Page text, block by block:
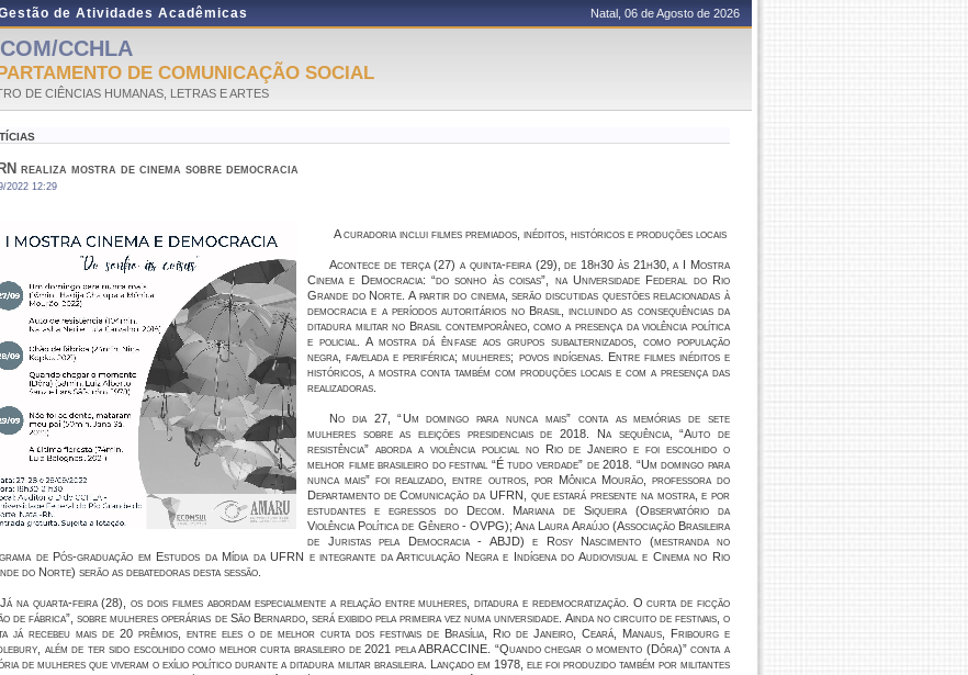
de Atividades Acadêmicas Natal, 06 de Agosto de 2026
CCHLA
DE COMUNICAÇÃO SOCIAL
DE CIÊNCIAS HUMANAS, LETRAS E ARTES
realiza mostra de cinema sobre democracia
2022 12:29
A curadoria inclui filmes premiados, inéditos, históricos e produções locais
Acontece de terça (27) a quinta-feira (29), de 18h30 às 21h30, a I Mostra
Cinema e Democracia: “do sonho às coisas”, na Universidade Federal do Rio
Grande do Norte. A partir do cinema, serão discutidas questões relacionadas à
democracia e a períodos autoritários no Brasil, incluindo as consequências da
ditadura militar no Brasil contemporâneo, como a presença da violência política
e policial. A mostra dá ênfase aos grupos subalternizados, como população
negra, favelada e periférica; mulheres; povos indígenas. Entre filmes inéditos e
históricos, a mostra conta também com produções locais e com a presença das
realizadoras.
No dia 27, “Um domingo para nunca mais” conta as memórias de sete
mulheres sobre as eleições presidenciais de 2018. Na sequência, “Auto de
resistência” aborda a violência policial no Rio de Janeiro e foi escolhido o
melhor filme brasileiro do festival “É tudo verdade” de 2018. “Um domingo para
nunca mais” foi realizado, entre outros, por Mônica Mourão, professora do
Departamento de Comunicação da UFRN, que estará presente na mostra, e por
estudantes e egressos do Decom. Mariana de Siqueira (Observatório da
Violência Política de Gênero - OVPG); Ana Laura Araújo (Associação Brasileira
de Juristas pela Democracia - ABJD) e Rosy Nascimento (mestranda no
de Pós-graduação em Estudos da Mídia da UFRN e integrante da Articulação Negra e Indígena do Audiovisual e Cinema no Rio
do Norte) serão as debatedoras desta sessão.
Já na quarta-feira (28), os dois filmes abordam especialmente a relação entre mulheres, ditadura e redemocratização. O curta de ficção
de fábrica”, sobre mulheres operárias de São Bernardo, será exibido pela primeira vez numa universidade. Ainda no circuito de festivais, o
já recebeu mais de 20 prêmios, entre eles o de melhor curta dos festivais de Brasília, Rio de Janeiro, Ceará, Manaus, Fribourg e
além de ter sido escolhido como melhor curta brasileiro de 2021 pela ABRACCINE. “Quando chegar o momento (Dôra)” conta a
de mulheres que viveram o exílio político durante a ditadura militar brasileira. Lançado em 1978, ele foi produzido também por militantes